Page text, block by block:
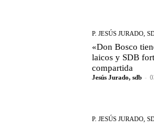
P. JESÚS JURADO,
«Don Bosco
laicos y SDB
compartida
Jesús Jurado, sdb -
P. JESÚS JURADO,